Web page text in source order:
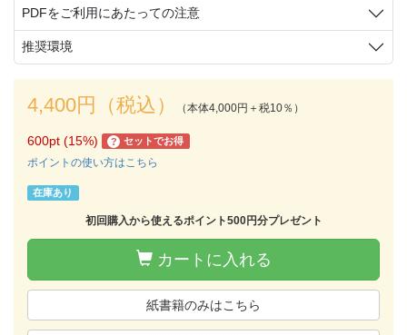
PDFをご利用にあたっての注意
推奨環境
4,400円（税込） （本体4,000円＋税10％）
600pt (15%) ? セットでお得
ポイントの使い方はこちら
在庫あり
初回購入から使えるポイント500円分プレゼント
カートに入れる
紙書籍のみはこちら